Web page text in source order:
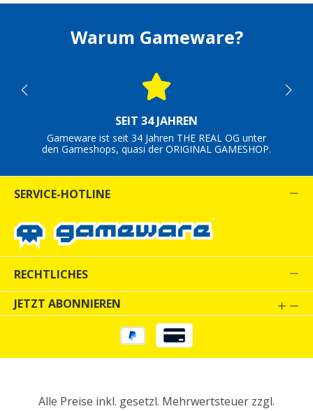
Warum Gameware?
SEIT 34 JAHREN
Gameware ist seit 34 Jahren THE REAL OG unter
den Gameshops, quasi der ORIGINAL GAMESHOP.
SERVICE-HOTLINE
RECHTLICHES
JETZT ABONNIEREN
Alle Preise inkl. gesetzl. Mehrwertsteuer zzgl.